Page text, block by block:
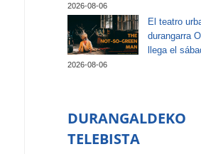
2026-08-06
El teatro
durangarra
llega el
2026-08-06
DURANGALDEKO
TELEBISTA